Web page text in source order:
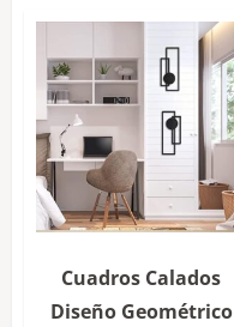
Cuadros Calados
Diseño Geométrico